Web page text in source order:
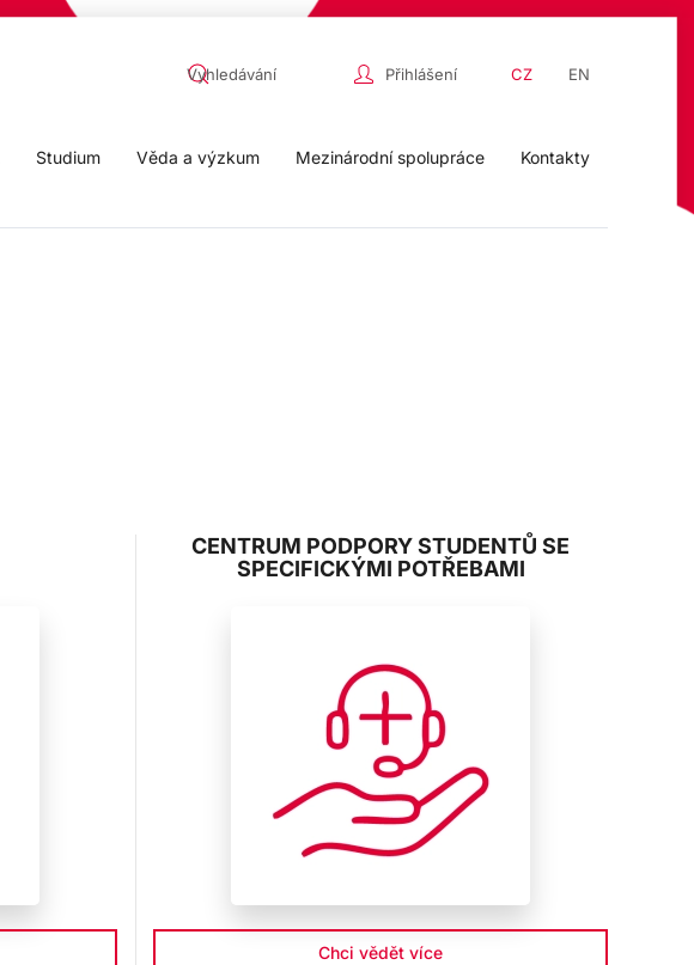
Přihlášení CZ EN
Studium Věda a výzkum Mezinárodní spolupráce Kontakty
CENTRUM PODPORY STUDENTŮ SE
SPECIFICKÝMI POTŘEBAMI
Chci vědět více